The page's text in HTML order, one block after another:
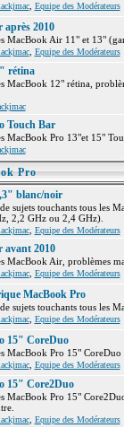
, Equipe des Modérateurs
2010
MacBook Air 11" et 13"
, Equipe des Modérateurs
rétina
MacBook 12" rétina,
Touch Bar
MacBook Pro 13"et 15"
Pro
blanc/noir
sujets touchants tous les
2,2 GHz ou 2,4 GHz).
, Equipe des Modérateurs
avant 2010
MacBook Air, problèmes
, Equipe des Modérateurs
MacBook Pro
sujets touchants tous les
, Equipe des Modérateurs
15" CoreDuo
MacBook Pro 15"
, Equipe des Modérateurs
15" Core2Duo
MacBook Pro 15"
, Equipe des Modérateurs